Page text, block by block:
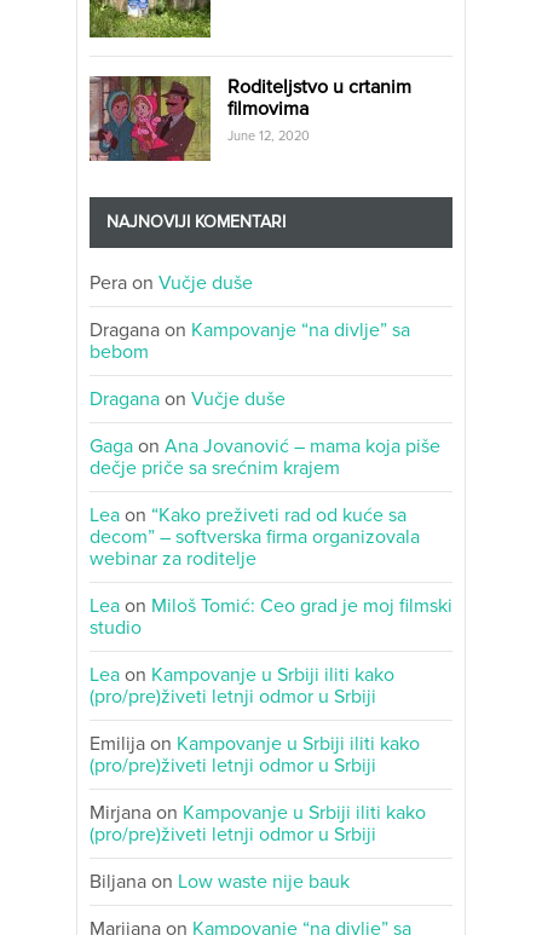
Roditeljstvo u crtanim
filmovima
June 12, 2020
NAJNOVIJI KOMENTARI
Pera on Vučje duše
Dragana on Kampovanje “na divlje” sa
bebom
Dragana on Vučje duše
Gaga on Ana Jovanović – mama koja piše
dečje priče sa srećnim krajem
Lea on “Kako preživeti rad od kuće sa
decom” – softverska firma organizovala
webinar za roditelje
Lea on Miloš Tomić: Ceo grad je moj filmski
studio
Lea on Kampovanje u Srbiji iliti kako
(pro/pre)živeti letnji odmor u Srbiji
Emilija on Kampovanje u Srbiji iliti kako
(pro/pre)živeti letnji odmor u Srbiji
Mirjana on Kampovanje u Srbiji iliti kako
(pro/pre)živeti letnji odmor u Srbiji
Biljana on Low waste nije bauk
Marijana on Kampovanje “na divlje” sa